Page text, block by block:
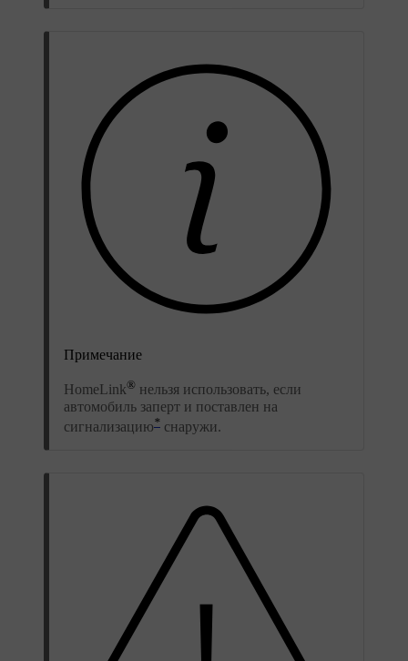
Примечание
HomeLink® нельзя использовать, если
автомобиль заперт и поставлен на
сигнализацию* снаружи.